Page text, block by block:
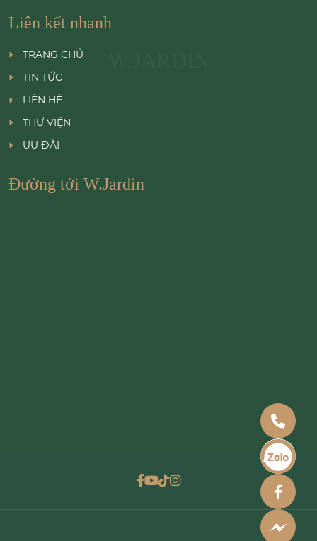
Liên kết nhanh
TRANG CHỦ
TIN TỨC
LIÊN HỆ
THƯ VIỆN
ƯU ĐÃI
Đường tới W.Jardin